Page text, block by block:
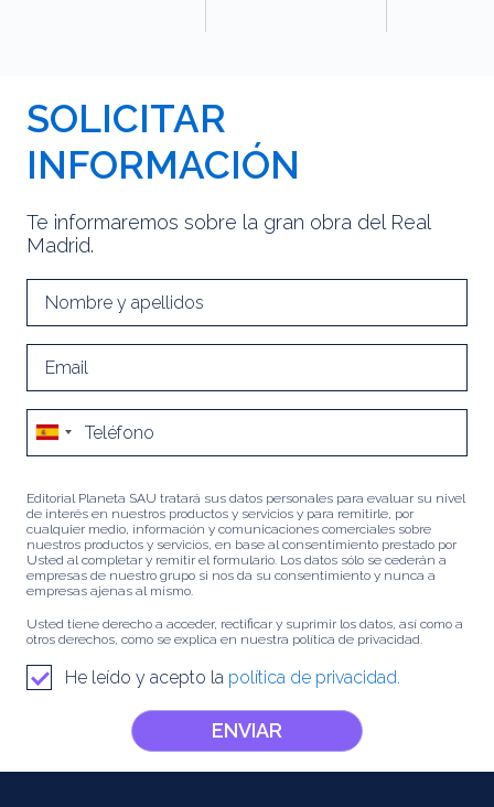
SOLICITAR
INFORMACIÓN
Te informaremos sobre la gran obra del Real
Madrid.
Editorial Planeta SAU tratará sus datos personales para evaluar su nivel
de interés en nuestros productos y servicios y para remitirle, por
cualquier medio, información y comunicaciones comerciales sobre
nuestros productos y servicios, en base al consentimiento prestado por
Usted al completar y remitir el formulario. Los datos sólo se cederán a
empresas de nuestro grupo si nos da su consentimiento y nunca a
empresas ajenas al mismo.
Usted tiene derecho a acceder, rectificar y suprimir los datos, así como a
otros derechos, como se explica en nuestra política de privacidad.
He leído y acepto la política de privacidad.
ENVIAR